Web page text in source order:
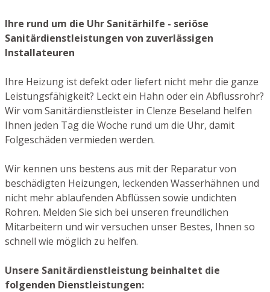
Ihre rund um die Uhr Sanitärhilfe - seriöse
Sanitärdienstleistungen von zuverlässigen
Installateuren
Ihre Heizung ist defekt oder liefert nicht mehr die ganze
Leistungsfähigkeit? Leckt ein Hahn oder ein Abflussrohr?
Wir vom Sanitärdienstleister in Clenze Beseland helfen
Ihnen jeden Tag die Woche rund um die Uhr, damit
Folgeschäden vermieden werden.
Wir kennen uns bestens aus mit der Reparatur von
beschädigten Heizungen, leckenden Wasserhähnen und
nicht mehr ablaufenden Abflüssen sowie undichten
Rohren. Melden Sie sich bei unseren freundlichen
Mitarbeitern und wir versuchen unser Bestes, Ihnen so
schnell wie möglich zu helfen.
Unsere Sanitärdienstleistung beinhaltet die
folgenden Dienstleistungen: